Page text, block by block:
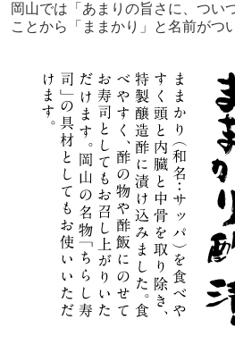
岡山では「あまりの旨さに、つい
ことから「ままかり」と名前がつ